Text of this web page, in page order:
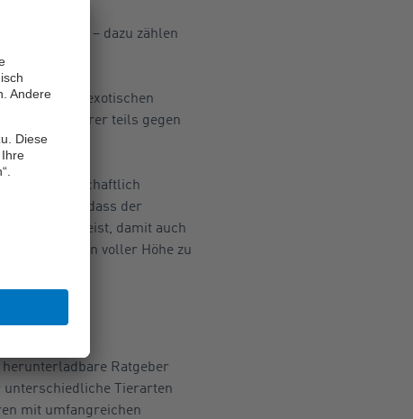
Kleintiere – dazu zählen
sonstigen exotischen
Versicherer teils gegen
landwirtschaftlich
Policen ist, dass der
Euro aufweist, damit auch
Schaden in voller Höhe zu
Ratgeber
unterschiedliche Tierarten
mit umfangreichen